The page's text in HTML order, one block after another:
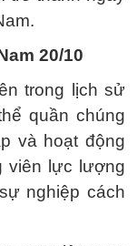
20/10
trong lịch sử
quần chúng
và hoạt động
viên lực lượng
nghiệp cách